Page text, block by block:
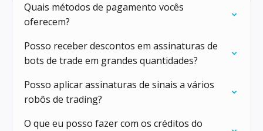
Quais métodos de pagamento vocês
oferecem?
Posso receber descontos em assinaturas de
bots de trade em grandes quantidades?
Posso aplicar assinaturas de sinais a vários
robôs de trading?
O que eu posso fazer com os créditos do